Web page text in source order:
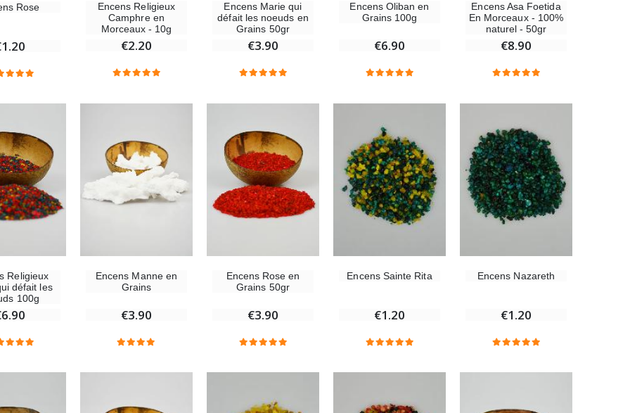
Rose
Encens Religieux
Camphre en
Morceaux - 10g
€2.20
Encens Marie qui
défait les noeuds en
Grains 50gr
€3.90
Encens Oliban en
Grains 100g
€6.90
Encens Asa Foetida
En Morceaux - 100%
naturel - 50gr
€8.90
Religieux
défait les
100g
Encens Manne en
Grains
€3.90
Encens Rose en
Grains 50gr
€3.90
Encens Sainte Rita
€1.20
Encens Nazareth
€1.20
€21.90
€12.90
Déposez votre Neuvaine à Lourdes
Bonbons Pastilles Menthe à l'Eau de Lourdes - 130g
Bougie de Neuvaine Contre le Mal - Saint Michel
€4.95
Lot de 20 Bougies de Neuvaine Blanches
€21.90
€12.90